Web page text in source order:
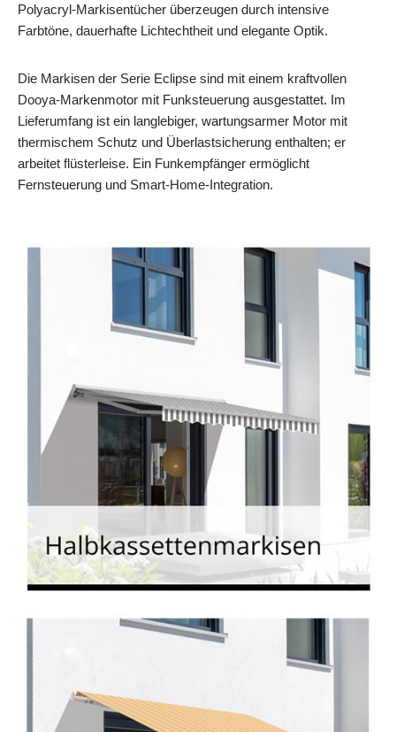
Polyacryl-Markisentücher überzeugen durch intensive
Farbtöne, dauerhafte Lichtechtheit und elegante Optik.
Die Markisen der Serie Eclipse sind mit einem kraftvollen
Dooya-Markenmotor mit Funksteuerung ausgestattet. Im
Lieferumfang ist ein langlebiger, wartungsarmer Motor mit
thermischem Schutz und Überlastsicherung enthalten; er
arbeitet flüsterleise. Ein Funkempfänger ermöglicht
Fernsteuerung und Smart-Home-Integration.